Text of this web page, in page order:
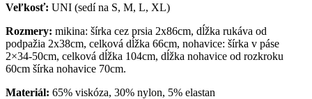
Veľkosť: UNI (sedí na S, M, L, XL)
Rozmery: mikina: šírka cez prsia 2x86cm, dĺžka rukáva od
podpažia 2x38cm, celková dĺžka 66cm, nohavice: šírka v páse
2×34-50cm, celková dĺžka 104cm, dĺžka nohavice od rozkroku
60cm šírka nohavice 70cm.
Materiál: 65% viskóza, 30% nylon, 5% elastan